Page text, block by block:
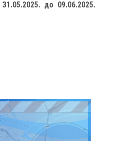
до 09.06.2025.